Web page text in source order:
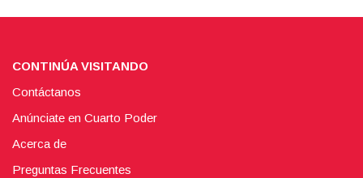
CONTINÚA VISITANDO
Contáctanos
Anúnciate en Cuarto Poder
Acerca de
Preguntas Frecuentes